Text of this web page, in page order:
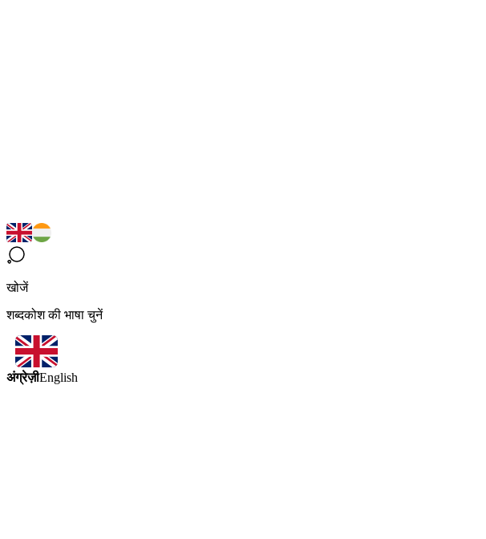
खोजें
शब्दकोश की भाषा चुनें
अंग्रेज़ीEnglish